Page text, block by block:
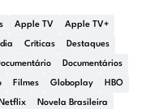
Apple TV Apple TV+
Críticas Destaques
Documentários
Filmes Globoplay HBO
Netflix Novela Brasileira